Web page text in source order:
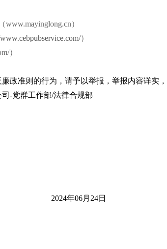
www.mayinglong.cn）
）
）
政准则的行为，请予以举报，举报内容详实
-党群工作部/法律合规部
2024年06月24日